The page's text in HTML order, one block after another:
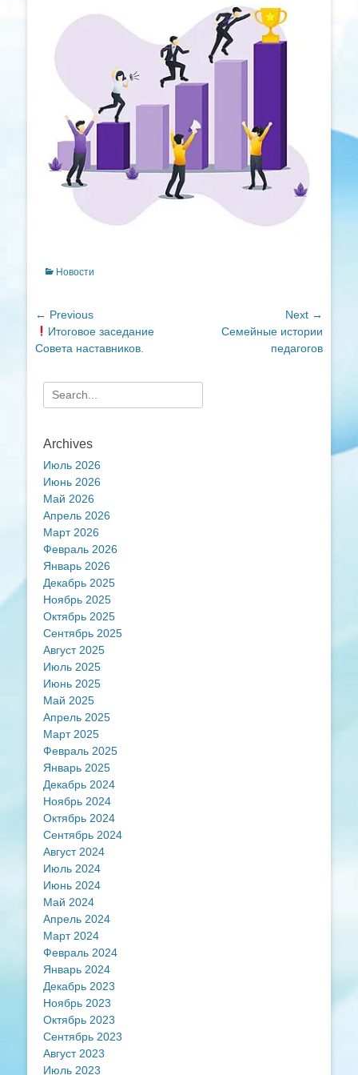
Categories
Новости
Навигация
по
записям
← Previous
Previous
post:
Итоговое заседание
Совета наставников.
Next →
Семейные истории
педагогов
Search
for:
Archives
Июль 2026
Июнь 2026
Май 2026
Апрель 2026
Март 2026
Февраль 2026
Январь 2026
Декабрь 2025
Ноябрь 2025
Октябрь 2025
Сентябрь 2025
Август 2025
Июль 2025
Июнь 2025
Май 2025
Апрель 2025
Март 2025
Февраль 2025
Январь 2025
Декабрь 2024
Ноябрь 2024
Октябрь 2024
Сентябрь 2024
Август 2024
Июль 2024
Июнь 2024
Май 2024
Апрель 2024
Март 2024
Февраль 2024
Январь 2024
Декабрь 2023
Ноябрь 2023
Октябрь 2023
Сентябрь 2023
Август 2023
Июль 2023